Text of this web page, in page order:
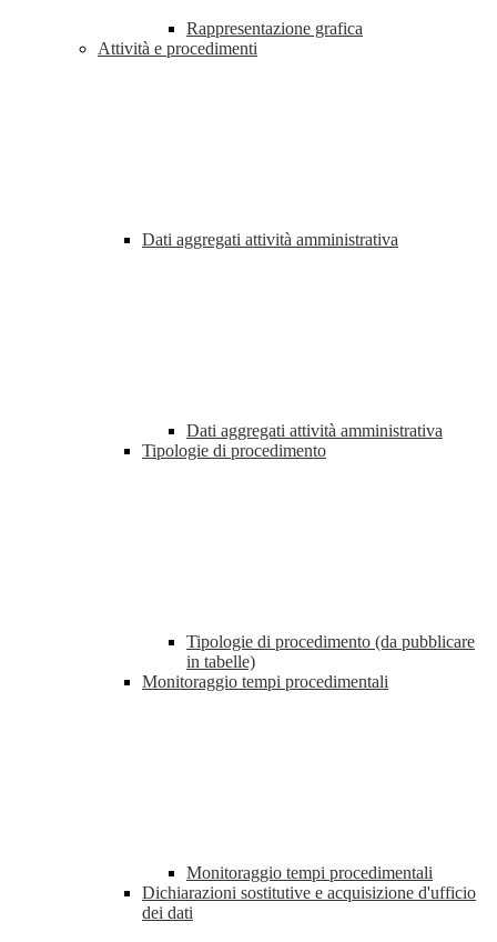
Rappresentazione grafica
Attività e procedimenti
Dati aggregati attività amministrativa
Dati aggregati attività amministrativa
Tipologie di procedimento
Tipologie di procedimento (da pubblicare
in tabelle)
Monitoraggio tempi procedimentali
Monitoraggio tempi procedimentali
Dichiarazioni sostitutive e acquisizione d'ufficio
dei dati